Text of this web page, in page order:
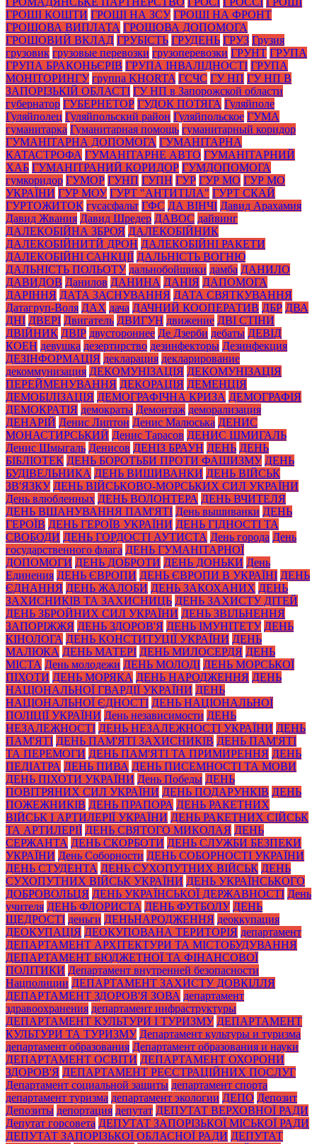
ГРОШІ КОШТИ ГРОШІ НА ЗСУ ГРОШІ НА ФРОНТ
ГРОШОВА ВИПЛАТА ГРОШОВА ДОПОМОГА
ГРОШОВИЙ ВКЛАД ГРУБІСТЬ ГРУДЕНЬ ГРУЗ Грузия
грузовик грузовые перевозки грузоперевозки ГРУНТ ГРУПА
ГРУПА БРАКОНЬЄРІВ ГРУПА ІНВАЛІДНОСТІ ГРУПА
МОНІТОРИНГУ группа KHORTA ГСЧС ГУ НП ГУ НП В
ЗАПОРІЗЬКІЙ ОБЛАСТІ ГУ НП в Запорожской области
губернатор ГУБЕРНЕТОР ГУДОК ПОТЯГА Гуляйполе
Гуляйполец Гуляйпольский район Гуляйпольское ГУМА
гуманитарка Гуманитарная помощь гуманитарный коридор
ГУМАНІТАРНА ДОПОМОГА ГУМАНІТАРНА
КАТАСТРОФА ГУМАНІТАРНЕ АВТО ГУМАНІТАРНИЙ
ХАБ ГУМАНІТРАНИЙ КОРИДОР ГУМДОПОМОГА
гумкоридор ГУМОР ГУНП ГУПН ГУР ГУР МО ГУР МО
УКРАЇНИ ГУР МОУ ГУРТ "АНТИТІЛА" ГУРТ СКАЙ
ГУРТОЖИТОК гусасфальт ГФС ДА ВІНЧІ Давид Арахамия
Давид Жвания Давид Шредер ДАВОС дайвинг
ДАЛЕКОБІЙНА ЗБРОЯ ДАЛЕКОБІЙНИК
ДАЛЕКОБІЙНИТЙ ДРОН ДАЛЕКОБІЙНІ РАКЕТИ
ДАЛЕКОБІЙНІ САНКЦІЇ ДАЛЬНІСТЬ ВОГНЮ
ДАЛЬНІСТЬ ПОЛЬОТУ дальнобойщики дамба ДАНИЛО
ДАВИДОВ Данилов ДАНИНА ДАНІЯ ДАПОМОГА
ДАРІННЯ ДАТА ЗАСНУВАННЯ ДАТА СВЯТКУВАННЯ
Датагруп-Воля ДАХ дача ДАЧНИЙ КООПЕРАТИВ ДБР ДВА
ДНІ ДВЕРІ Двигатель ДВИГУН движение ДВІ СТІНИ
ДВІЙНИК ДВІР двустороннее Де Дзерби дебаты ДЕВІД
КОЕН девушка дезертирство дезинфекторы Дезинфекция
ДЕЗІНФОРМАЦІЯ декларация декларирование
декоммунизация ДЕКОМУНІЗАЦІЯ ДЕКОМУНІЗАЦІЯ
ПЕРЕЙМЕНУВАННЯ ДЕКОРАЦІЯ ДЕМЕНЦІЯ
ДЕМОБІЛІЗАЦІЯ ДЕМОГРАФІЧНА КРИЗА ДЕМОГРАФІЯ
ДЕМОКРАТІЯ демократы Демонтаж деморализация
ДЕНАРІЙ Денис Липтон Денис Малюська ДЕНИС
МОНАСТИРСЬКИЙ Денис Тарасов ДЕНИС ШМИГАЛЬ
Денис Шмыгаль Денисов ДЕНІЗ БРАУН ДЕНЬ ДЕНЬ
БІБЛІОТЕК ДЕНЬ БОРОТЬБИ ПРОТИ ФАШИЗМУ ДЕНЬ
БУДІВЕЛЬНИКА ДЕНЬ ВИШИВАНКИ ДЕНЬ ВІЙСЬК
ЗВ'ЯЗКУ ДЕНЬ ВІЙСЬКОВО-МОРСЬКИХ СИЛ УКРАЇНИ
День влюбленных ДЕНЬ ВОЛОНТЕРА ДЕНЬ ВЧИТЕЛЯ
ДЕНЬ ВШАНУВАННЯ ПАМ'ЯТІ День вышиванки ДЕНЬ
ГЕРОЇВ ДЕНЬ ГЕРОЇВ УКРАЇНИ ДЕНЬ ГІДНОСТІ ТА
СВОБОДИ ДЕНЬ ГОРДОСТІ АУТИСТА День города День
государственного флага ДЕНЬ ГУМАНІТАРНОЇ
ДОПОМОГИ ДЕНЬ ДОБРОТИ ДЕНЬ ДОНЬКИ День
Единения ДЕНЬ ЄВРОПИ ДЕНЬ ЄВРОПИ В УКРАЇНІ ДЕНЬ
ЄДНАННЯ ДЕНЬ ЖАЛОБИ ДЕНЬ ЗАКОХАНИХ ДЕНЬ
ЗАХИСНИКІВ ТА ЗАХИСНИЦЬ ДЕНЬ ЗАХИСТУ ДІТЕЙ
ДЕНЬ ЗБРОЙНИХ СИЛ УКРАЇНИ ДЕНЬ ЗВІЛЬНЕННЯ
ЗАПОРІЖЖЯ ДЕНЬ ЗДОРОВ'Я ДЕНЬ ІМУНІТЕТУ ДЕНЬ
КІНОЛОГА ДЕНЬ КОНСТИТУЦІЇ УКРАЇНИ ДЕНЬ
МАЛЮКА ДЕНЬ МАТЕРІ ДЕНЬ МИЛОСЕРДЯ ДЕНЬ
МІСТА День молодежи ДЕНЬ МОЛОДІ ДЕНЬ МОРСЬКОЇ
ПІХОТИ ДЕНЬ МОРЯКА ДЕНЬ НАРОДЖЕННЯ ДЕНЬ
НАЦІОНАЛЬНОЇ ГВАРДІЇ УКРАЇНИ ДЕНЬ
НАЦІОНАЛЬНОЇ ЄДНОСТІ ДЕНЬ НАЦІОНАЛЬНОЇ
ПОЛІЦІЇ УКРАЇНИ День независимости ДЕНЬ
НЕЗАЛЕЖНОСТІ ДЕНЬ НЕЗАЛЕЖНОСТІ УКРАЇНИ ДЕНЬ
ПАМ'ЯТІ ДЕНЬ ПАМ'ЯТІ ЗАХИСНИКІВ ДЕНЬ ПАМ'ЯТІ
ТА ПЕРЕМОГИ ДЕНЬ ПАМ'ЯТІ ТА ПРИМИРЕННЯ ДЕНЬ
ПЕДІАТРА ДЕНЬ ПИВА ДЕНЬ ПИСЕМНОСТІ ТА МОВИ
ДЕНЬ ПІХОТИ УКРАЇНИ День Победы ДЕНЬ
ПОВІТРЯНИХ СИЛ УКРАЇНИ ДЕНЬ ПОДАРУНКІВ ДЕНЬ
ПОЖЕЖНИКІВ ДЕНЬ ПРАПОРА ДЕНЬ РАКЕТНИХ
ВІЙСЬК І АРТИЛЕРІЇ УКРАЇНИ ДЕНЬ РАКЕТНИХ СІЙСЬК
ТА АРТИЛЕРІЇ ДЕНЬ СВЯТОГО МИКОЛАЯ ДЕНЬ
СЕРЖАНТА ДЕНЬ СКОРБОТИ ДЕНЬ СЛУЖБИ БЕЗПЕКИ
УКРАЇНИ День Соборности ДЕНЬ СОБОРНОСТІ УКРАЇНИ
ДЕНЬ СТУДЕНТА ДЕНЬ СУХОПУТНИХ ВІЙСЬК ДЕНЬ
СУХОПУТНИХ ВІЙСЬК УКРАЇНИ ДЕНЬ УКРАЇНСЬКОГО
ДОБРОВОЛЬЦЯ ДЕНЬ УКРАЇНСЬКОЇ ДЕРЖАВНОСТІ День
учителя ДЕНЬ ФЛОРИСТА ДЕНЬ ФУТБОЛУ ДЕНЬ
ЩЕДРОСТІ деньги ДЕНЬНАРОДЖЕННЯ деоккупация
ДЕОКУПАЦІЯ ДЕОКУПОВАНА ТЕРИТОРІЯ департамент
ДЕПАРТАМЕНТ АРХІТЕКТУРИ ТА МІСТОБУДУВАННЯ
ДЕПАРТАМЕНТ БЮДЖЕТНОЇ ТА ФІНАНСОВОЇ
ПОЛІТИКИ Департамент внутренней безопасности
Нацполиции ДЕПАРТАМЕНТ ЗАХИСТУ ДОВКІЛЛЯ
ДЕПАРТАМЕНТ ЗДОРОВ'Я ЗОВА департамент
здравоохранения департамент инфраструктуры
ДЕПАРТАМЕНТ КУЛЬТУРИ І ТУРИЗМУ ДЕПАРТАМЕНТ
КУЛЬТУРИ ТА ТУРИЗМУ Департамент культуры и туризма
департамент образования Департамент образования и науки
ДЕПАРТАМЕНТ ОСВІТИ ДЕПАРТАМЕНТ ОХОРОНИ
ЗДОРОВ'Я ДЕПАРТАМЕНТ РЕЄСТРАЦІЙНИХ ПОСЛУГ
Департамент социальной защиты департамент спорта
департамент туризма департамент экологии ДЕПО Депозит
Депозиты депортация депутат ДЕПУТАТ ВЕРХОВНОЇ РАДИ
Депутат горсовета ДЕПУТАТ ЗАПОРІЗЬКОЇ МІСЬКОЇ РАДИ
ДЕПУТАТ ЗАПОРІЗЬКОЇ ОБЛАСНОЇ РАДИ ДЕПУТАТ